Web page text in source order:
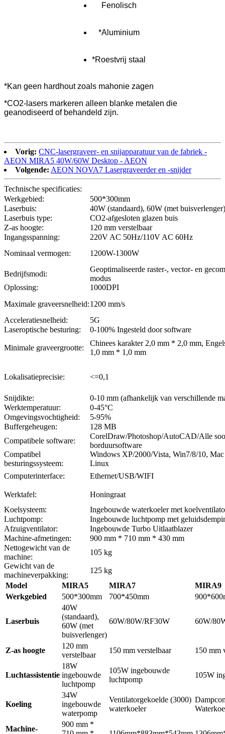
Fenolisch
*Aluminium
*Roestvrij staal
*Kan geen hardhout zoals mahonie zagen
*CO2-lasers markeren alleen blanke metalen die
geanodiseerd of behandeld zijn.
Vorig: CNC-lasergraveer- en snijapparatuur van de fabriek -
AEON MIRA5 40W/60W Desktop - AEON
Volgende: AEON NOVA7 Lasergraveerder en -snijder
Technische specificaties:
Werkgebied:
500*300mm
Laserbuis:
40W (standaard), 60W (met buisverlenger)
Laserbuis type:
CO2-afgesloten glazen buis
Z-as hoogte:
120 mm verstelbaar
Ingangsspanning:
220V AC 50Hz/110V AC 60Hz
Nominaal vermogen:
1200W-1300W
Bedrijfsmodi:
Geoptimaliseerde raster-, vector- en
modus
Oplossing:
1000DPI
Maximale graveersnelheid:1200 mm/s
Acceleratiesnelheid:
5G
Laseroptische besturing:
0-100% Ingesteld door software
Minimale graveergrootte:
Chinees karakter 2,0 mm * 2,0 mm,
1,0 mm * 1,0 mm
Lokalisatieprecisie: <=0,1
Snijdikte:
0-10 mm (afhankelijk van verschillende
Werktemperatuur:
0-45°C
Omgevingsvochtigheid:
5-95%
Buffergeheugen:
128 MB
Compatibele software:
CorelDraw/Photoshop/AutoCAD/Alle
borduursoftware
Compatibel
besturingssysteem:
Windows XP/2000/Vista, Win7/8/10,
Linux
Computerinterface:
Ethernet/USB/WIFI
Werktafel:
Honingraat
Koelsysteem:
Ingebouwde waterkoeler met
Luchtpomp:
Ingebouwde luchtpomp met
Afzuigventilator:
Ingebouwde Turbo Uitlaatblazer
Machine-afmetingen:
900 mm * 710 mm * 430 mm
Nettogewicht van de
machine:
105 kg
Gewicht van de
machineverpakking:
125 kg
Model
MIRA5 MIRA7
MIRA9
Werkgebied
500*300mm 700*450mm
Laserbuis
40W
(standaard),
60W (met
buisverlenger)
60W/80W/RF30W 60W/
Z-as hoogte
120 mm
verstelbaar
150 mm verstelbaar 150 mm
Luchtassistentie
18W
ingebouwde
luchtpomp
105W ingebouwde
luchtpomp
105W
Koeling
34W
ingebouwde
waterpomp
Ventilatorgekoelde (3000)
waterkoeler
Machine-
900 mm *